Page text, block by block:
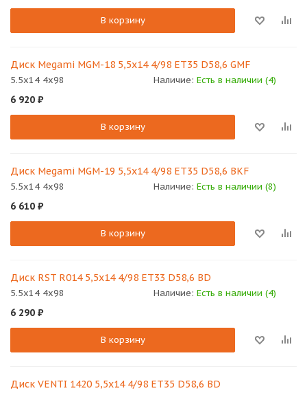
В корзину
Диск Megami MGM-18 5,5х14 4/98 ET35 D58,6 GMF
5.5x14 4x98 Наличие: Есть в наличии (4)
6 920 ₽
В корзину
Диск Megami MGM-19 5,5х14 4/98 ET35 D58,6 BKF
5.5x14 4x98 Наличие: Есть в наличии (8)
6 610 ₽
В корзину
Диск RST R014 5,5х14 4/98 ET33 D58,6 BD
5.5x14 4x98 Наличие: Есть в наличии (4)
6 290 ₽
В корзину
Диск VENTI 1420 5,5х14 4/98 ET35 D58,6 BD